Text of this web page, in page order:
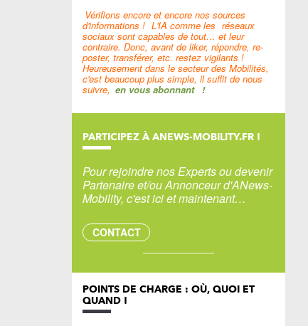
Vérifions encore et encore nos sources
d'informations ! L'IA comme les réseaux
sociaux sont capables de tout… et leur
contraire. Donc, avant de liker, répondre, re-
poster, transférer, etc. restez vigilants !
Heureusement dans le secteur des Mobilités,
c'est beaucoup plus simple, il suffit de nous
suivre, en vous abonnant !
PARTICIPEZ À ANEWS-MOBILITY.FR !
Pour rejoindre nos Experts ou devenir
Partenaire et/ou Annonceur d'ANews-
Mobility, c'est ici et maintenant…
CONTACT
POINTS DE CHARGE : OÙ, QUOI ET
QUAND !